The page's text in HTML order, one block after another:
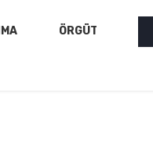
ÖRGÜTLER